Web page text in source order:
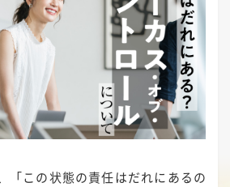
「この状態の責任はだれにあるの